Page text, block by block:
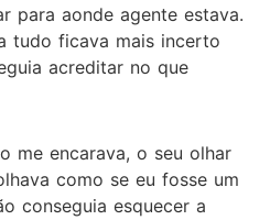
para aonde agente estava.
tudo ficava mais incerto
acreditar no que
me encarava, o seu olhar
como se eu fosse um
conseguia esquecer a